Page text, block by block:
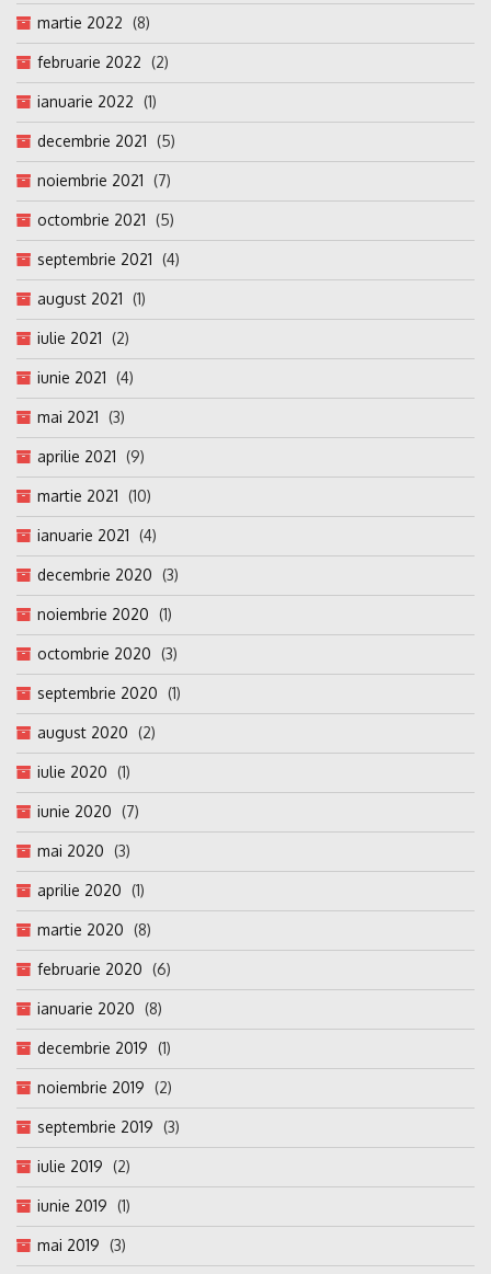
martie 2022 (8)
februarie 2022 (2)
ianuarie 2022 (1)
decembrie 2021 (5)
noiembrie 2021 (7)
octombrie 2021 (5)
septembrie 2021 (4)
august 2021 (1)
iulie 2021 (2)
iunie 2021 (4)
mai 2021 (3)
aprilie 2021 (9)
martie 2021 (10)
ianuarie 2021 (4)
decembrie 2020 (3)
noiembrie 2020 (1)
octombrie 2020 (3)
septembrie 2020 (1)
august 2020 (2)
iulie 2020 (1)
iunie 2020 (7)
mai 2020 (3)
aprilie 2020 (1)
martie 2020 (8)
februarie 2020 (6)
ianuarie 2020 (8)
decembrie 2019 (1)
noiembrie 2019 (2)
septembrie 2019 (3)
iulie 2019 (2)
iunie 2019 (1)
mai 2019 (3)